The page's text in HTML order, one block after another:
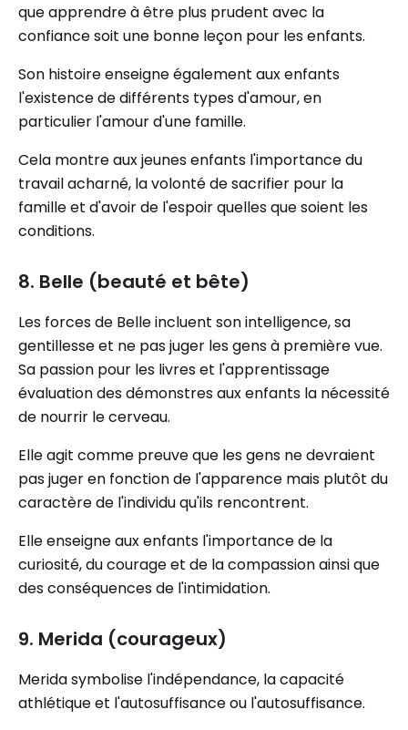
que apprendre à être plus prudent avec la
confiance soit une bonne leçon pour les enfants.
Son histoire enseigne également aux enfants
l'existence de différents types d'amour, en
particulier l'amour d'une famille.
Cela montre aux jeunes enfants l'importance du
travail acharné, la volonté de sacrifier pour la
famille et d'avoir de l'espoir quelles que soient les
conditions.
8. Belle (beauté et bête)
Les forces de Belle incluent son intelligence, sa
gentillesse et ne pas juger les gens à première vue.
Sa passion pour les livres et l'apprentissage
évaluation des démonstres aux enfants la nécessité
de nourrir le cerveau.
Elle agit comme preuve que les gens ne devraient
pas juger en fonction de l'apparence mais plutôt du
caractère de l'individu qu'ils rencontrent.
Elle enseigne aux enfants l'importance de la
curiosité, du courage et de la compassion ainsi que
des conséquences de l'intimidation.
9. Merida (courageux)
Merida symbolise l'indépendance, la capacité
athlétique et l'autosuffisance ou l'autosuffisance.